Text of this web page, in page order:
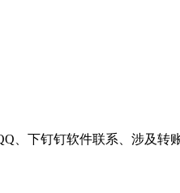
、下钉钉软件联系、涉及转